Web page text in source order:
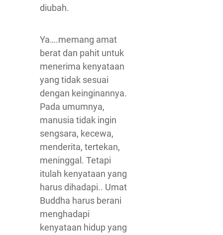
diubah.
Ya….memang amat
berat dan pahit untuk
menerima kenyataan
yang tidak sesuai
dengan keinginannya.
Pada umumnya,
manusia tidak ingin
sengsara, kecewa,
menderita, tertekan,
meninggal. Tetapi
itulah kenyataan yang
harus dihadapi.. Umat
Buddha harus berani
menghadapi
kenyataan hidup yang